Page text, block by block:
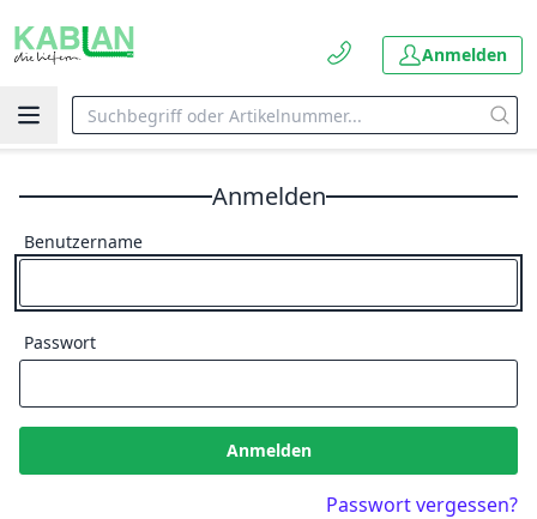
Anmelden
Anmelden
Benutzername
Passwort
Anmelden
Passwort vergessen?